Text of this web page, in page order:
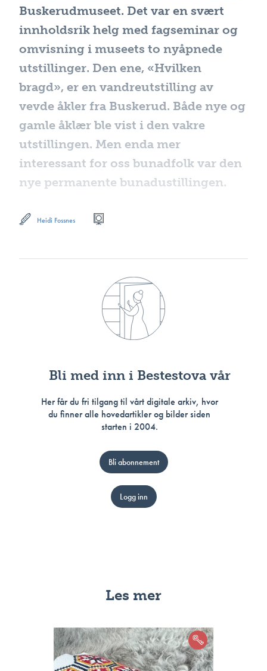
Buskerudmuseet. Det var en svært
innholdsrik helg med fagseminar og
omvisning i museets to nyåpnede
utstillinger. Den ene, «Hvilken
bragd», er en vandreutstilling av
vevde åkler fra Buskerud. Både nye og
gamle åklær ble vist i den vakre
utstillingen. Men enda mer
interessant for oss bunadfolk var den
nye permanente bunadustillingen.
Heidi Fossnes
Bli med inn i Bestestova vår
Her får du fri tilgang til vårt digitale arkiv, hvor
du finner alle hovedartikler og bilder siden
starten i 2004.
Bli abonnement
Logg inn
Les mer